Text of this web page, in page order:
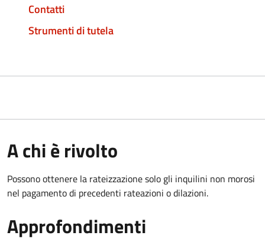
Contatti
Strumenti di tutela
A chi è rivolto
Possono ottenere la rateizzazione solo gli inquilini non morosi
nel pagamento di precedenti rateazioni o dilazioni.
Approfondimenti